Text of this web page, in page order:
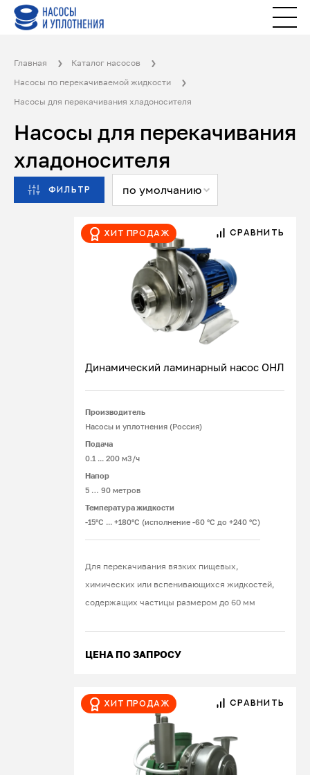
Главная
Каталог насосов
Насосы по перекачиваемой жидкости
Насосы для перекачивания хладоносителя
Насосы для перекачивания
хладоносителя
ФИЛЬТР по умолчанию
Хит продаж СРАВНИТЬ
Динамический ламинарный насос ОНЛ
Производитель
Насосы и уплотнения (Россия)
Подача
0.1 ... 200 м3/ч
Напор
5 … 90 метров
Температура жидкости
-15°С ... +180°С (исполнение -60 °С до +240 °С)
Для перекачивания вязких пищевых,
химических или вспенивающихся жидкостей,
содержащих частицы размером до 60 мм
ЦЕНА ПО ЗАПРОСУ
Хит продаж СРАВНИТЬ